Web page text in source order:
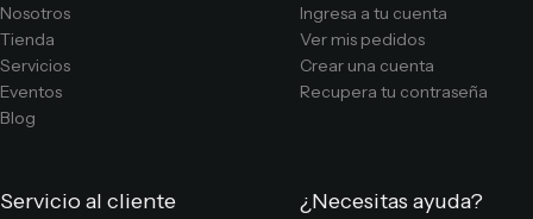
Nosotros
Tienda
Servicios
Eventos
Blog
Ingresa a tu cuenta
Ver mis pedidos
Crear una cuenta
Recupera tu contraseña
Servicio al cliente ¿Necesitas ayuda?